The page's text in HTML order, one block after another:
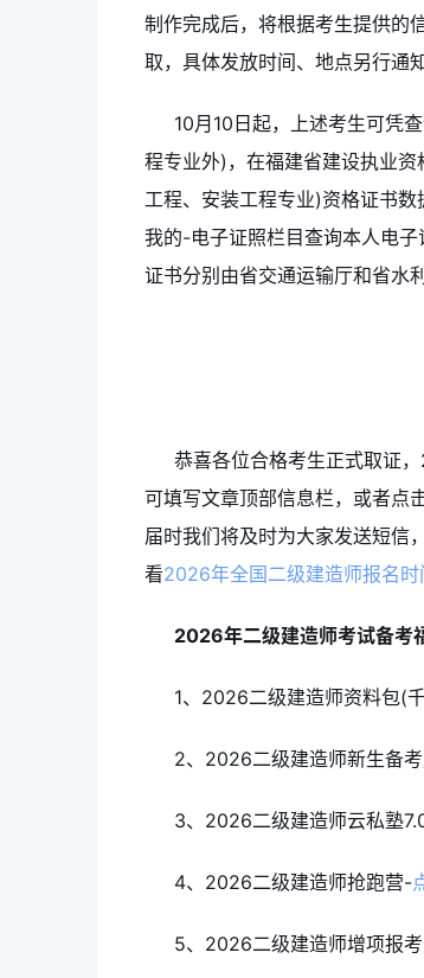
制作完成后，将根据考生提供的
取，具体发放时间、地点另行通知
10月10日起，上述考生可凭
程专业外)，在福建省建设执业
工程、安装工程专业)资格证书
我的-电子证照栏目查询本人电
证书分别由省交通运输厅和省水
恭喜各位合格考生正式取证
可填写文章顶部信息栏，或者点
届时我们将及时为大家发送短信
看2026年全国二级建造师报名
2026年二级建造师考试备考
1、2026二级建造师资料包(
2、2026二级建造师新生备
3、2026二级建造师云私塾
4、2026二级建造师抢跑营-
5、2026二级建造师增项报